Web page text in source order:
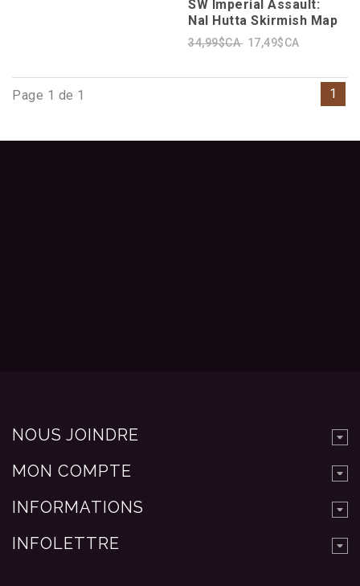
SW Imperial Assault:
Nal Hutta Skirmish Map
34,99$CA 17,49$CA
Page 1 de 1 1
NOUS JOINDRE
MON COMPTE
INFORMATIONS
INFOLETTRE